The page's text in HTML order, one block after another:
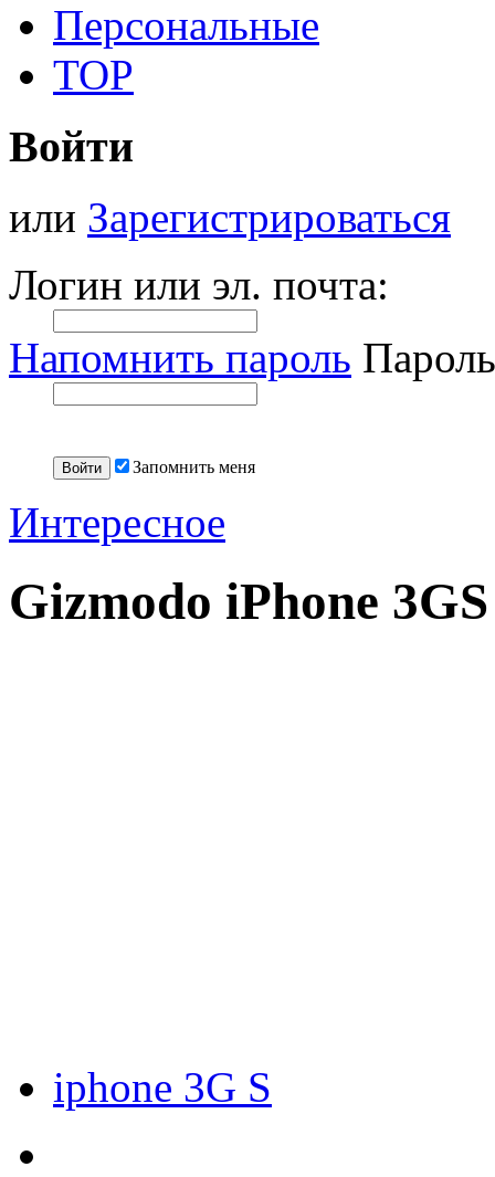
Персональные
TOP
Войти
или Зарегистрироваться
Логин или эл. почта:
Напомнить пароль
Запомнить меня
Интересное
Gizmodo iPhone
iphone 3G S